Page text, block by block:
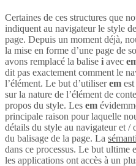
Certaines de ces structures que
indiquent au navigateur le style
page. Depuis un moment déjà,
la mise en forme d’une page de
avons remplacé la balise i avec
dit pas exactement comment le
l’élément. Le but d’utiliserem
sur la nature de l’élément de
propos du style. Les em
principale raison pour laquelle
détails du style au navigateur et /
du balisage de la page. La
dans ce processus. Le but ultime
les applications ont accès à un